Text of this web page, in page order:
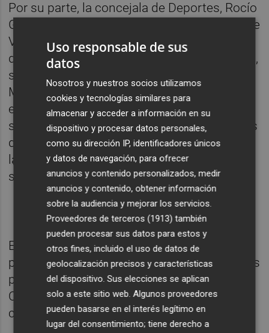
Por su parte, la concejala de Deportes, Rocío
Gil, destaca que la “desde el Ayuntamiento de
València apostamos por los eventos
deportivos que generan un legado deportivo,
social y económico en nuestra ciudad, y
Maratón Valencia es un ejemplo perfecto de
ello”, y apunta, “con esta intervención,
seguimos mejorando nuestras instalaciones
deportivas del Tramo III, un espacio clave en
la ciudad para seguir creando cantera y
seguir construyendo la ciudad del running”.
El presupuesto para sufragar la iniciativa
parte directamente de los fondos destinados
por el Maratón Valencia al proyecto
Comparte Maratón Valencia que, para 2026,
cuenta con cerca de un millón de euros.
Uso responsable de sus
datos
Nosotros y nuestros socios utilizamos
cookies y tecnologías similares para
almacenar y acceder a información en su
dispositivo y procesar datos personales,
como su dirección IP, identificadores únicos
y datos de navegación, para ofrecer
anuncios y contenido personalizados, medir
anuncios y contenido, obtener información
sobre la audiencia y mejorar los servicios.
Proveedores de terceros (1913) también
pueden procesar sus datos para estos y
otros fines, incluido el uso de datos de
geolocalización precisos y características
del dispositivo. Sus elecciones se aplican
solo a este sitio web. Algunos proveedores
pueden basarse en el interés legítimo en
lugar del consentimiento; tiene derecho a